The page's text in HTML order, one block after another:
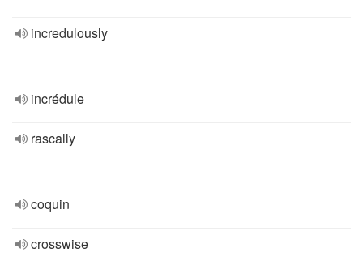
incredulously
incrédule
rascally
coquin
crosswise